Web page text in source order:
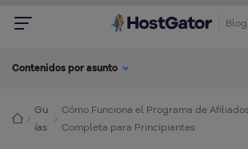
Blog
Contenidos por asunto
Gu
ías
Cómo Funciona el Programa de
Completa para Principiantes